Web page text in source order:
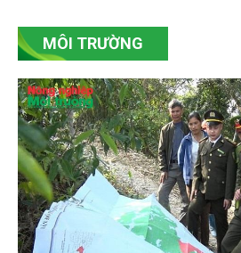
vụ tháng 8 và tháng 9 đang
với tiến độ khác nhau.
MÔI TRƯỜNG